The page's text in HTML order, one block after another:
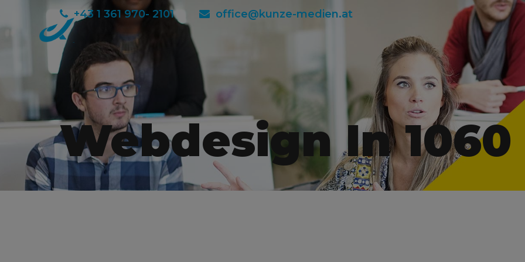
+43 1 361 970- 2101 office@kunze-medien.at
Webdesign In